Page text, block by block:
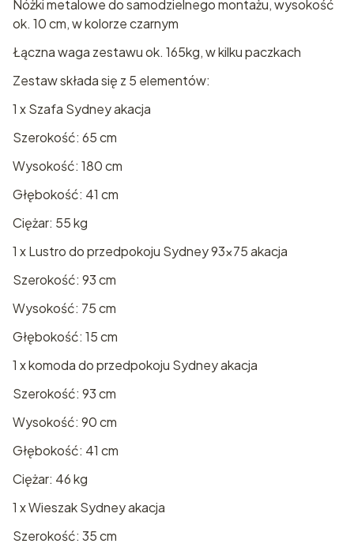
Nóżki metalowe do samodzielnego montażu, wysokość
ok. 10 cm, w kolorze czarnym
Łączna waga zestawu ok. 165kg, w kilku paczkach
Zestaw składa się z 5 elementów:
1 x Szafa Sydney akacja
Szerokość: 65 cm
Wysokość: 180 cm
Głębokość: 41 cm
Ciężar: 55 kg
1 x Lustro do przedpokoju Sydney 93x75 akacja
Szerokość: 93 cm
Wysokość: 75 cm
Głębokość: 15 cm
1 x komoda do przedpokoju Sydney akacja
Szerokość: 93 cm
Wysokość: 90 cm
Głębokość: 41 cm
Ciężar: 46 kg
1 x Wieszak Sydney akacja
Szerokość: 35 cm